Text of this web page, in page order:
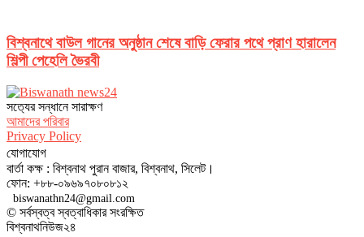
বিশ্বনাথে বাউল গানের অনুষ্ঠান শেষে বাড়ি ফেরার পথে প্রাণ হারালেন
শিল্পী পেহেলি ভৈরবী
সত‌্যের সন্ধানে সারাক্ষণ
আমাদের পরিবার
Privacy Policy
যোগাযোগ
বার্তা কক্ষ : বিশ্বনাথ পুরান বাজার, বিশ্বনাথ, সিলেট।
ফোন: +৮৮-০৯৬৯৭০৮০৮১২
biswanathn24@gmail.com
© সর্বস্বত্ব স্বত্বাধিকার সংরক্ষিত
বিশ্বনাথনিউজ২৪